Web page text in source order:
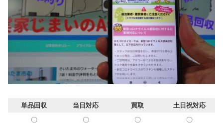
単品回収 当日対応 買取
土日祝対応
〇
〇 〇 〇